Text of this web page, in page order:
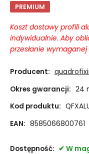
PREMIUM
Koszt dostawy profili
indywidualnie. Aby
przesłanie
Producent:
Okres gwarancji: 24
Kod produktu:
EAN: 8585066800761
Dostępność: W